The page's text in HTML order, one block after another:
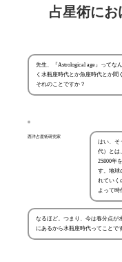
占星術に
先生、『Astrological age』ってな
く水瓶座時代とか魚座時代とか聞
それのことですか？
西洋占星術研究家
はい、そ
代）とは
25800年
す。地球
れていく
よって時
なるほど。つまり、今は春分点が
にあるから水瓶座時代ってことで